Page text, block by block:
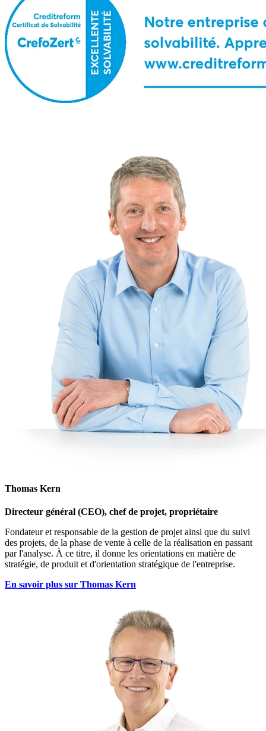
Thomas Kern
Directeur général (CEO), chef de projet, propriétaire
Fondateur et responsable de la gestion de projet ainsi que du suivi
des projets, de la phase de vente à celle de la réalisation en passant
par l'analyse. À ce titre, il donne les orientations en matière de
stratégie, de produit et d'orientation stratégique de l'entreprise.
En savoir plus sur Thomas Kern